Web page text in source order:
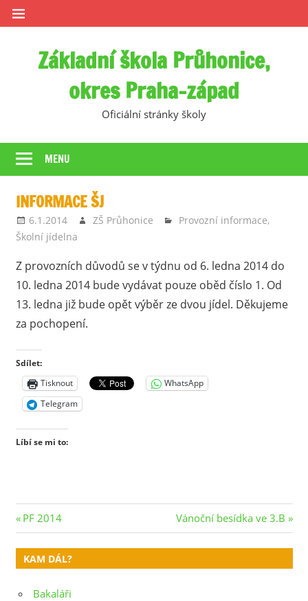
Skip
to
Základní škola Průhonice,
okres Praha-západ
Oficiální stránky školy
MENU
INFORMACE ŠJ
6.1.2014 ZŠ Průhonice Provozní informace,
Školní jídelna
Z provozních důvodů se v týdnu od 6. ledna 2014 do
10. ledna 2014 bude vydávat pouze oběd číslo 1. Od
13. ledna již bude opět výběr ze dvou jídel. Děkujeme
za pochopení.
Sdílet:
Tisknout
WhatsApp
Telegram
Líbí se mi to:
Navigace
pro
příspěvek
Previous
Post:
PF 2014
Next
Post:
Vánoční besídka ve 3.B
KAM DÁL?
Bakaláři